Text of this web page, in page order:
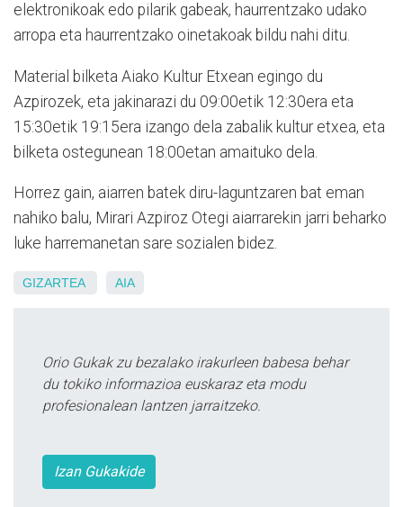
elektronikoak edo pilarik gabeak, haurrentzako udako
arropa eta haurrentzako oinetakoak bildu nahi ditu.
Material bilketa Aiako Kultur Etxean egingo du
Azpirozek, eta jakinarazi du 09:00etik 12:30era eta
15:30etik 19:15era izango dela zabalik kultur etxea, eta
bilketa ostegunean 18:00etan amaituko dela.
Horrez gain, aiarren batek diru-laguntzaren bat eman
nahiko balu, Mirari Azpiroz Otegi aiarrarekin jarri beharko
luke harremanetan sare sozialen bidez.
GIZARTEA AIA
Orio Gukak zu bezalako irakurleen babesa behar
du tokiko informazioa euskaraz eta modu
profesionalean lantzen jarraitzeko.
Izan Gukakide